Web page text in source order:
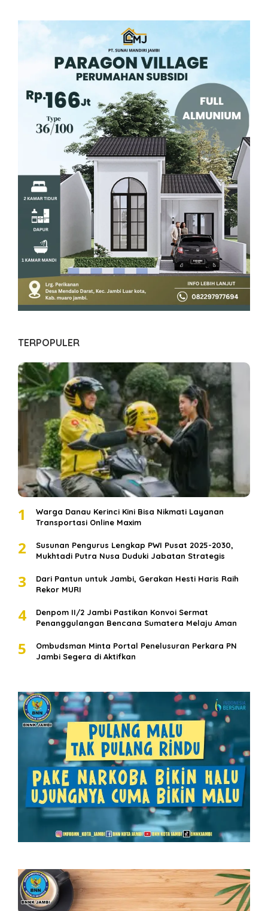
TERPOPULER
1
Warga Danau Kerinci Kini Bisa Nikmati Layanan
Transportasi Online Maxim
2
Susunan Pengurus Lengkap PWI Pusat 2025-2030,
Mukhtadi Putra Nusa Duduki Jabatan Strategis
3
Dari Pantun untuk Jambi, Gerakan Hesti Haris Raih
Rekor MURI
4
Denpom II/2 Jambi Pastikan Konvoi Sermat
Penanggulangan Bencana Sumatera Melaju Aman
5
Ombudsman Minta Portal Penelusuran Perkara PN
Jambi Segera di Aktifkan